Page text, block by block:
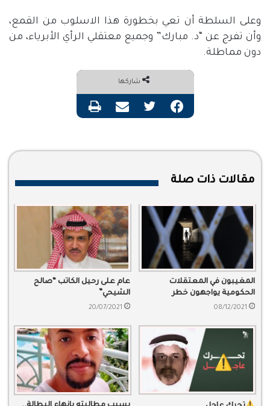
وعلى السلطة أن تعي بخطورة هذا الاسلوب من القمع،
وأن تفرج عن “د. مبارك” وجميع معتقلي الرأي الأبرياء، من
دون مماطلة.
شاركها
فيسبوك تويتر مشاركة عبر البريد طباعة
مقالات ذات صلة
المغيبون في المعتقلات
الحكومية يواجهون خطر
الانتهاكات باستمرار
08/12/2021
عام على رحيل الكاتب “صالح
الشيحي”
20/07/2021